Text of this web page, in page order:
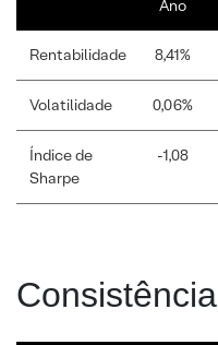
Ano
Rentabilidade 8,41%
Volatilidade 0,06%
Índice de
Sharpe
-1,08
Consistência